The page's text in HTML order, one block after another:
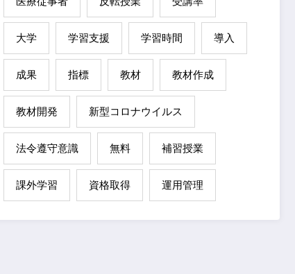
大学 学習支援 学習時間 導入
成果 指標 教材 教材作成
教材開発 新型コロナウイルス
法令遵守意識 無料 補習授業
課外学習 資格取得 運用管理